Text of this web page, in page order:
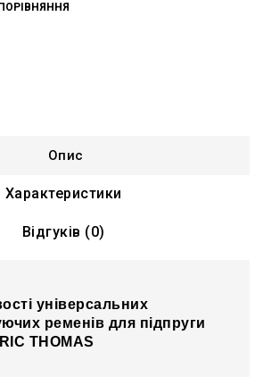
ПОРІВНЯННЯ
Опис
Характеристики
Відгуків (0)
універсальних
ременів для підпруги
THOMAS